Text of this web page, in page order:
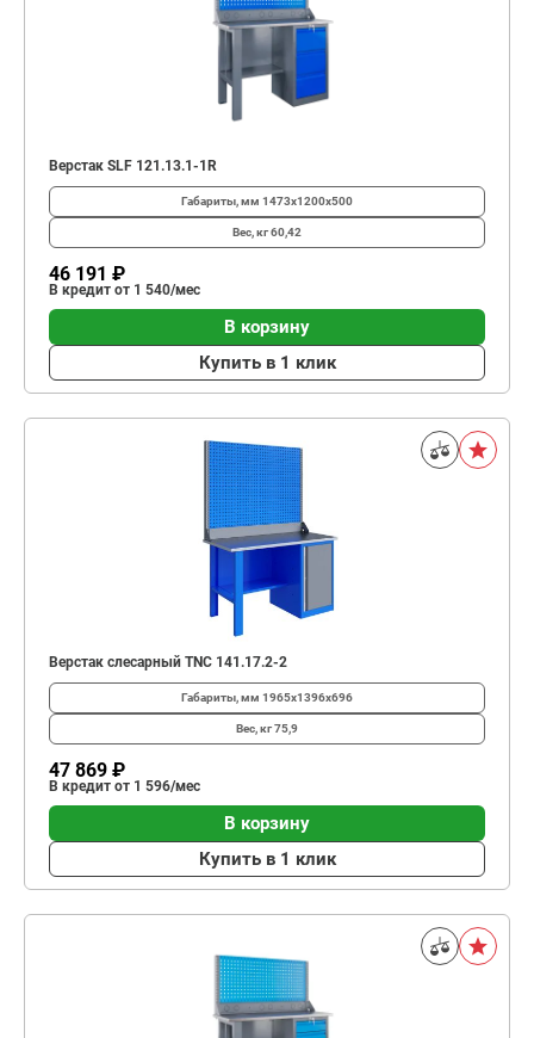
Верстак SLF 121.13.1-1R
Габариты, мм 1473x1200x500
Вес, кг60,42
46 191 ₽
В кредит от 1 540/мес
В корзину
Купить в 1 клик
Верстак слесарный TNC 141.17.2-2
Габариты, мм 1965x1396x696
Вес, кг75,9
47 869 ₽
В кредит от 1 596/мес
В корзину
Купить в 1 клик